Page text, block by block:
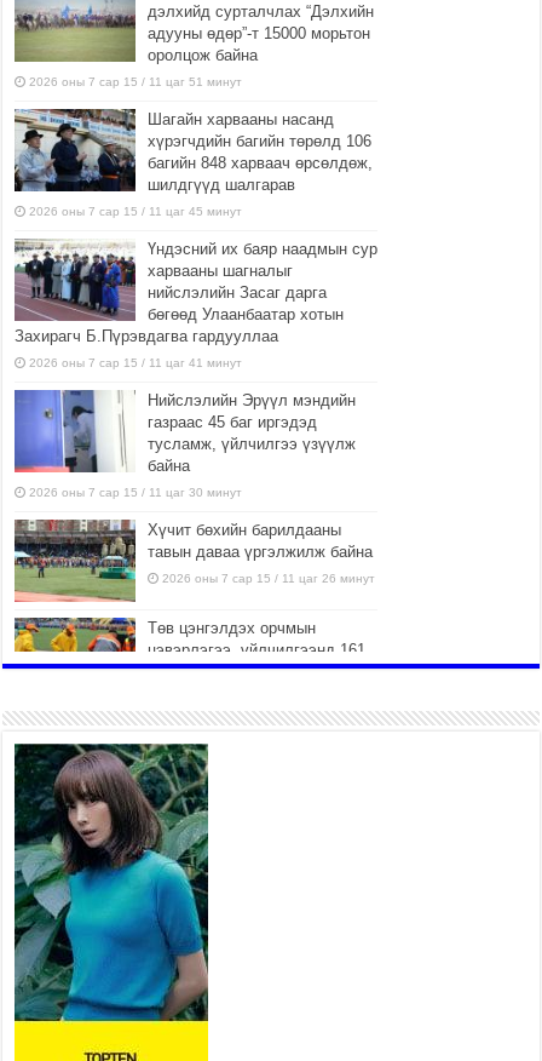
дэлхийд сурталчлах “Дэлхийн
адууны өдөр”-т 15000 морьтон
оролцож байна
2026 оны 7 сар 15 / 11 цаг 51 минут
Шагайн харвааны насанд
хүрэгчдийн багийн төрөлд 106
багийн 848 харваач өрсөлдөж,
шилдгүүд шалгарав
2026 оны 7 сар 15 / 11 цаг 45 минут
Үндэсний их баяр наадмын сур
харвааны шагналыг
нийслэлийн Засаг дарга
бөгөөд Улаанбаатар хотын
Захирагч Б.Пүрэвдагва гардууллаа
2026 оны 7 сар 15 / 11 цаг 41 минут
Нийслэлийн Эрүүл мэндийн
газраас 45 баг иргэдэд
тусламж, үйлчилгээ үзүүлж
байна
2026 оны 7 сар 15 / 11 цаг 30 минут
Хүчит бөхийн барилдааны
тавын даваа үргэлжилж байна
2026 оны 7 сар 15 / 11 цаг 26 минут
Төв цэнгэлдэх орчмын
цэвэрлэгээ, үйлчилгээнд 161
ажилтан, 27 техниктэй
2026 оны 7 сар 15 / 11 цаг 22 минут
Наадмын амралтын өдрүүдэд
нийслэлийн эрүүл мэндийн
байгууллагууд дараах
хуваарийн дагуу ажиллана
2026 оны 7 сар 15 / 11 цаг 18 минут
Үндэсний их баяр наадам
эхэллээ
2026 оны 7 сар 15 / 11 цаг 14 минут
Үер усны аюулаас сэргийлж, нийслэлийн Онцгой
байдлын газрын 162 алба хаагч үүрэг гүйцэтгэж
байна
2026 оны 7 сар 15 / 11 цаг 07 минут